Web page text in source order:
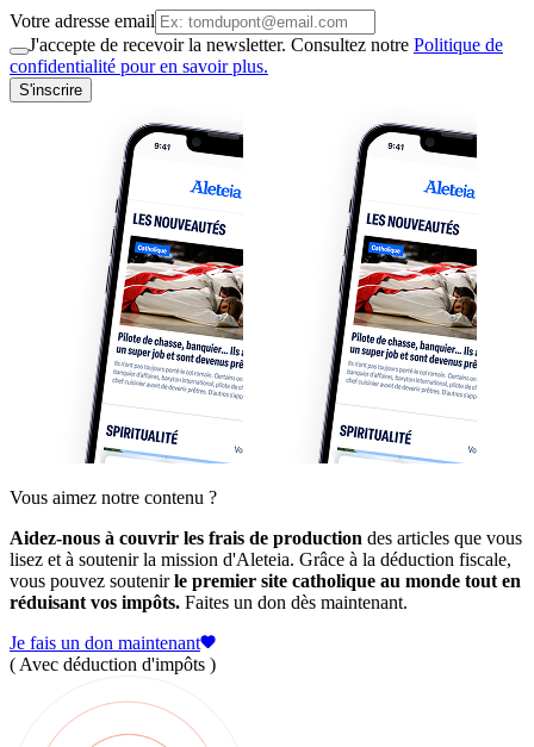
Votre adresse email
J'accepte de recevoir la newsletter. Consultez notre Politique de
confidentialité pour en savoir plus.
S'inscrire
Vous aimez notre contenu ?
Aidez-nous à couvrir les frais de production des articles que vous
lisez et à soutenir la mission d'Aleteia. Grâce à la déduction fiscale,
vous pouvez soutenirle premier site catholique au monde tout en
réduisant vos impôts. Faites un don dès maintenant.
Je fais un don maintenant
( Avec déduction d'impôts )